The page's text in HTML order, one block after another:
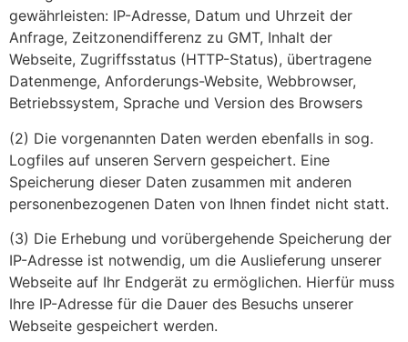
gewährleisten: IP-Adresse, Datum und Uhrzeit der
Anfrage, Zeitzonendifferenz zu GMT, Inhalt der
Webseite, Zugriffsstatus (HTTP-Status), übertragene
Datenmenge, Anforderungs-Website, Webbrowser,
Betriebssystem, Sprache und Version des Browsers
(2) Die vorgenannten Daten werden ebenfalls in sog.
Logfiles auf unseren Servern gespeichert. Eine
Speicherung dieser Daten zusammen mit anderen
personenbezogenen Daten von Ihnen findet nicht statt.
(3) Die Erhebung und vorübergehende Speicherung der
IP-Adresse ist notwendig, um die Auslieferung unserer
Webseite auf Ihr Endgerät zu ermöglichen. Hierfür muss
Ihre IP-Adresse für die Dauer des Besuchs unserer
Webseite gespeichert werden.